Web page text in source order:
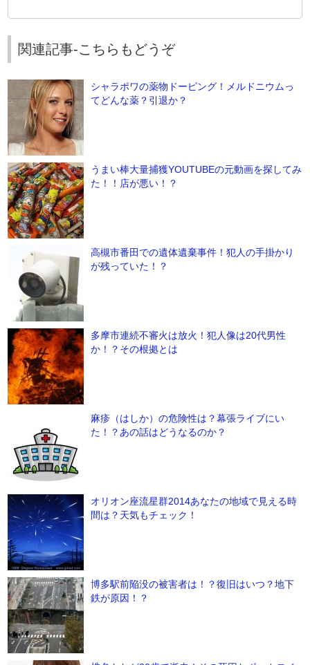
関連記事-こちらもどうぞ
シャラポワの薬物ドーピング！メルドニウムっ
てどんな薬？引退か？
うまい棒大量捕獲YOUTUBEの元動画を探してみ
た！！店が悪い！？
高槻市番田での遺体遺棄事件！犯人の手掛かり
が残っていた！？
多摩市連続不審火は放火！犯人像は20代男性
か！？その根拠とは
麻疹（はしか）の危険性は？幕張ライブにい
た！？あの話はどうなるのか？
オリオン座流星群2014あなたの地域で見える時
間は？天気もチェック！
博多駅前陥没の被害者は！？復旧はいつ？地下
鉄が原因！？